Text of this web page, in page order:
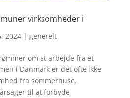
virksomheder i
2024| generelt
om at arbejde fra et
i Danmark er det ofte ikke
fra sommerhuse.
til at forbyde